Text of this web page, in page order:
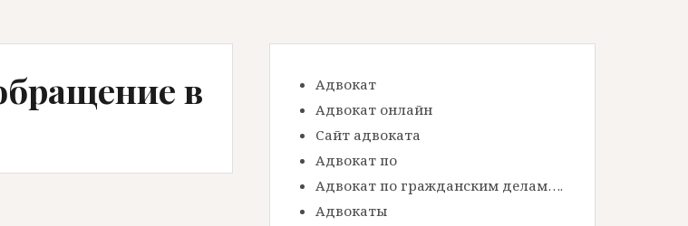
в
Адвокат
Адвокат онлайн
Сайт адвоката
Адвокат по
Адвокат по гражданским делам….
Адвокаты